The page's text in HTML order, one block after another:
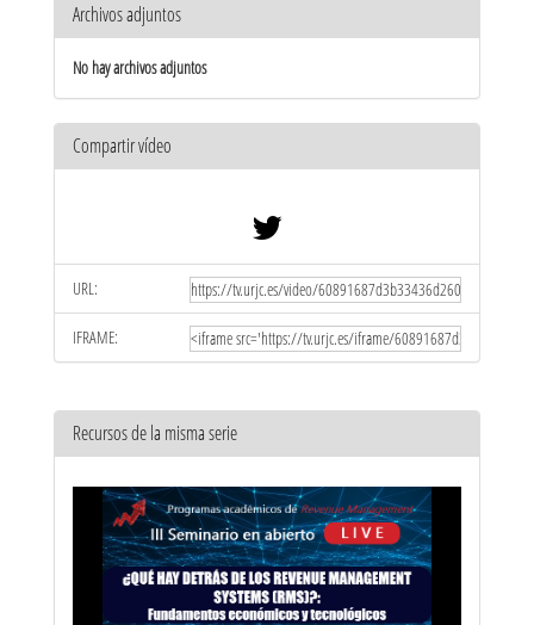
Archivos adjuntos
No hay archivos adjuntos
Compartir vídeo
URL:
IFRAME:
Recursos de la misma serie